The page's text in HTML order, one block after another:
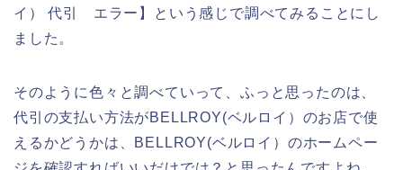
イ） 代引 エラー】という感じで調べてみることにし
ました。
そのように色々と調べていって、ふっと思ったのは、
代引の支払い方法がBELLROY(ベルロイ）のお店で使
えるかどうかは、BELLROY(ベルロイ）のホームペー